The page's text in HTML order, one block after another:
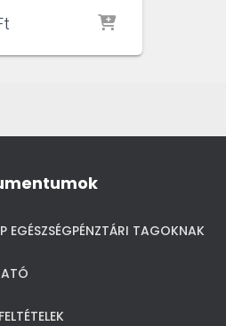
EGÉSZSÉGPÉNZTÁRI TAGOKNAK